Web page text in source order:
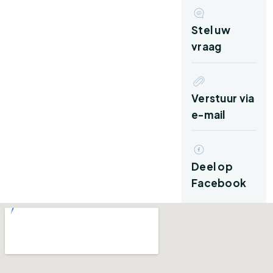
U komt de woning binnen in de hal waar u het
verdieping en de meterkast aantreft. Vanuit de
hal is er verder toegang naar de woonkamer
met aangrenzend de open keuken.
De woonkamer is een daglichtrijke en fijne
een gashaard aan die het zitgedeelte van extra
Stel uw
vraag
Verstuur via
e-mail
Deel op
Facebook